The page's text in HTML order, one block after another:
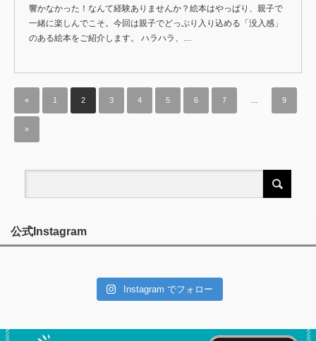
響かなかった！なんて経験ありませんか？絵本はやっぱり、親子で
一緒に楽しんでこそ。今回は親子でどっぷり入り込める「没入感」
のある絵本をご紹介します。 ハラハラ、…
« 1 2 3 4 5 6 7 9
»
公式Instagram
Instagram でフォロー